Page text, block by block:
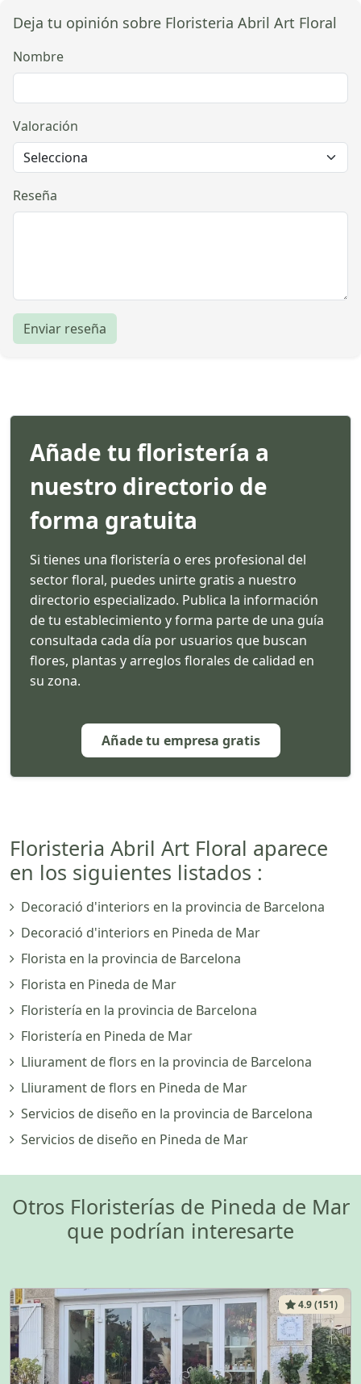
Deja tu opinión sobre Floristeria Abril Art Floral
Nombre
Valoración
Reseña
Enviar reseña
Añade tu floristería a
nuestro directorio de
forma gratuita
Si tienes una floristería o eres profesional del
sector floral, puedes unirte gratis a nuestro
directorio especializado. Publica la información
de tu establecimiento y forma parte de una guía
consultada cada día por usuarios que buscan
flores, plantas y arreglos florales de calidad en
su zona.
Añade tu empresa gratis
Floristeria Abril Art Floral aparece
en los siguientes listados :
Decoració d'interiors en la provincia de Barcelona
Decoració d'interiors en Pineda de Mar
Florista en la provincia de Barcelona
Florista en Pineda de Mar
Floristería en la provincia de Barcelona
Floristería en Pineda de Mar
Lliurament de flors en la provincia de Barcelona
Lliurament de flors en Pineda de Mar
Servicios de diseño en la provincia de Barcelona
Servicios de diseño en Pineda de Mar
Otros Floristerías de Pineda de Mar
que podrían interesarte
4.9 (151)